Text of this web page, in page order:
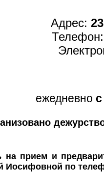
Адрес:
Телефон:
ежедневно
на прием и
Иосифовной по